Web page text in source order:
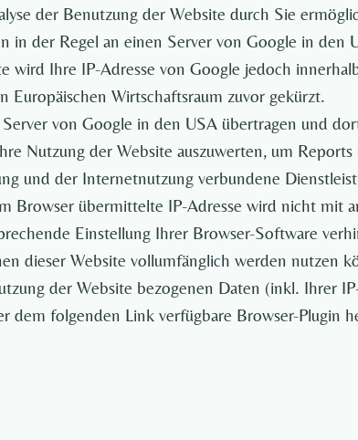
der Benutzung der Website durch Sie
der Regel an einen Server von Google in den
wird Ihre IP-Adresse von Google jedoch
Europäischen Wirtschaftsraum zuvor gekürzt.
von Google in den USA übertragen und
Nutzung der Website auszuwerten, um
und der Internetnutzung verbundene
Browser übermittelte IP-Adresse wird nicht mit
Einstellung Ihrer Browser-Software
dieser Website vollumfänglich werden nutzen
der Website bezogenen Daten (inkl. Ihrer
dem folgenden Link verfügbare Browser-Plugin